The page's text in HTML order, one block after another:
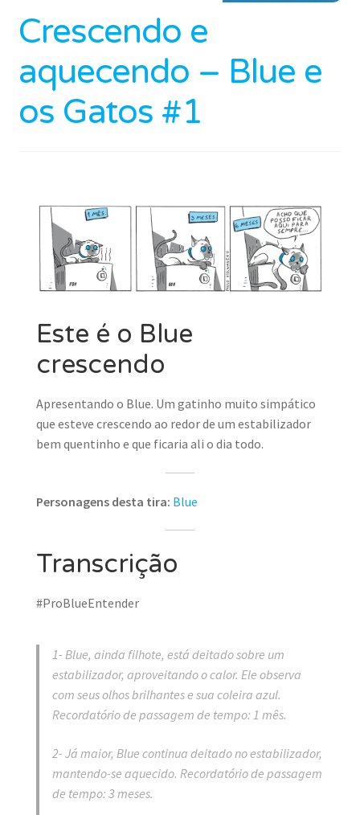
Crescendo e
aquecendo – Blue e
os Gatos #1
Este é o Blue
crescendo
Apresentando o Blue. Um gatinho muito simpático
que esteve crescendo ao redor de um estabilizador
bem quentinho e que ficaria ali o dia todo.
Personagens desta tira: Blue
Transcrição
#ProBlueEntender
1- Blue, ainda filhote, está deitado sobre um
estabilizador, aproveitando o calor. Ele observa
com seus olhos brilhantes e sua coleira azul.
Recordatório de passagem de tempo: 1 mês.
2- Já maior, Blue continua deitado no estabilizador,
mantendo-se aquecido. Recordatório de passagem
de tempo: 3 meses.